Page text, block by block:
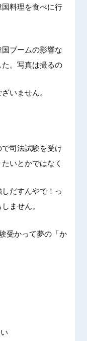
料理を食べに行
ブームの影響な
。写真は撮るの
いません。
司法試験を受け
いとかではなく
だすんやで！っ
ません。
受かって夢の「か